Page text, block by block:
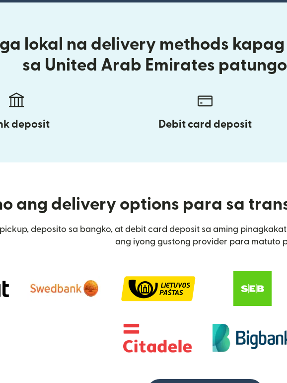
lokal na delivery methods
sa United Arab Emirates
deposit Debit card deposit
ang delivery options para sa
deposito sa bangko, at debit card deposit sa aming
ang iyong gustong provider para matuto